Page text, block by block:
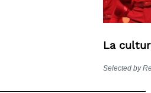
La
Selected by